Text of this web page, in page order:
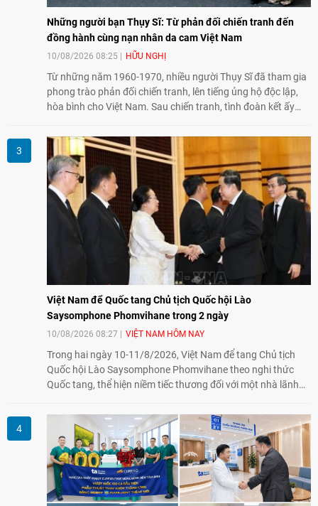
Những người bạn Thụy Sĩ: Từ phản đối chiến tranh đến
đồng hành cùng nạn nhân da cam Việt Nam
10/08/2026 08:25 HỮU NGHỊ
Từ những năm 1960-1970, nhiều người Thụy Sĩ đã tham gia
phong trào phản đối chiến tranh, lên tiếng ủng hộ độc lập,
hòa bình cho Việt Nam. Sau chiến tranh, tình đoàn kết ấy
đồng hành với những người còn chịu hậu quả chiến tranh,
trong đó có các nạn nhân chất độc da cam/dioxin.
Việt Nam để Quốc tang Chủ tịch Quốc hội Lào
Saysomphone Phomvihane trong 2 ngày
10/08/2026 08:27 VIỆT NAM HÔM NAY
Trong hai ngày 10-11/8/2026, Việt Nam để tang Chủ tịch
Quốc hội Lào Saysomphone Phomvihane theo nghi thức
Quốc tang, thể hiện niềm tiếc thương đối với một nhà lãnh
nghị vĩ đại, đoàn kết đặc biệt Việt Nam - Lào.